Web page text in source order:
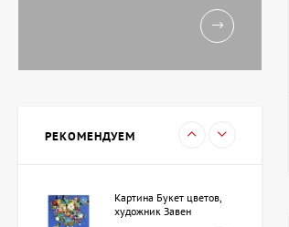
РЕКОМЕНДУЕМ
Картина Букет цветов,
художник Завен